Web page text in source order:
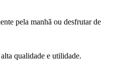
pela manhã ou desfrutar de
qualidade e utilidade.